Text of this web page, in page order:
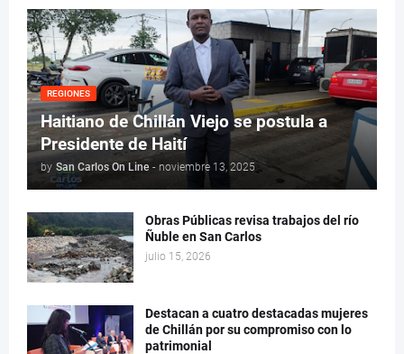
REGIONES
Haitiano de Chillán Viejo se postula a
Presidente de Haití
by San Carlos On Line - noviembre 13, 2025
Obras Públicas revisa trabajos del río
Ñuble en San Carlos
julio 15, 2026
Destacan a cuatro destacadas mujeres
de Chillán por su compromiso con lo
patrimonial